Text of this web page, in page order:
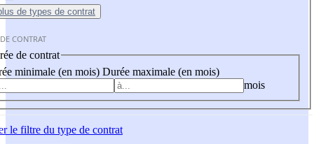
de types de contrat
CONTRAT
de contrat
minimale (en mois) Durée maximale (en mois)
mois
le filtre du type de contrat